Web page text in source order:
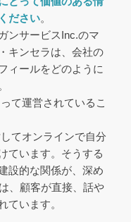
ださい。
ンサービスInc.のマ
キンセラは、会社の
ィールをどのように
て運営されているこ
てオンラインで自分
ています。そうする
設的な関係が、深め
、顧客が直接、話や
ています。